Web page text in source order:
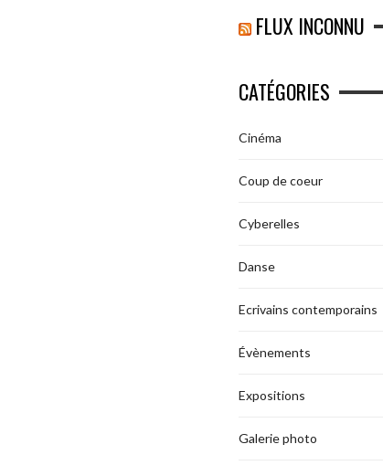
FLUX INCONNU
CATÉGORIES
Cinéma
Coup de coeur
Cyberelles
Danse
Ecrivains contemporains
Évènements
Expositions
Galerie photo